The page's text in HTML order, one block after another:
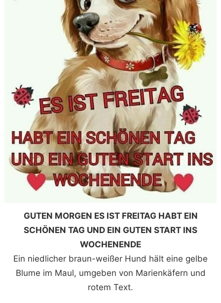
GUTEN MORGEN ES IST FREITAG HABT EIN
SCHÖNEN TAG UND EIN GUTEN START INS
WOCHENENDE
Ein niedlicher braun-weißer Hund hält eine gelbe
Blume im Maul, umgeben von Marienkäfern und
rotem Text.